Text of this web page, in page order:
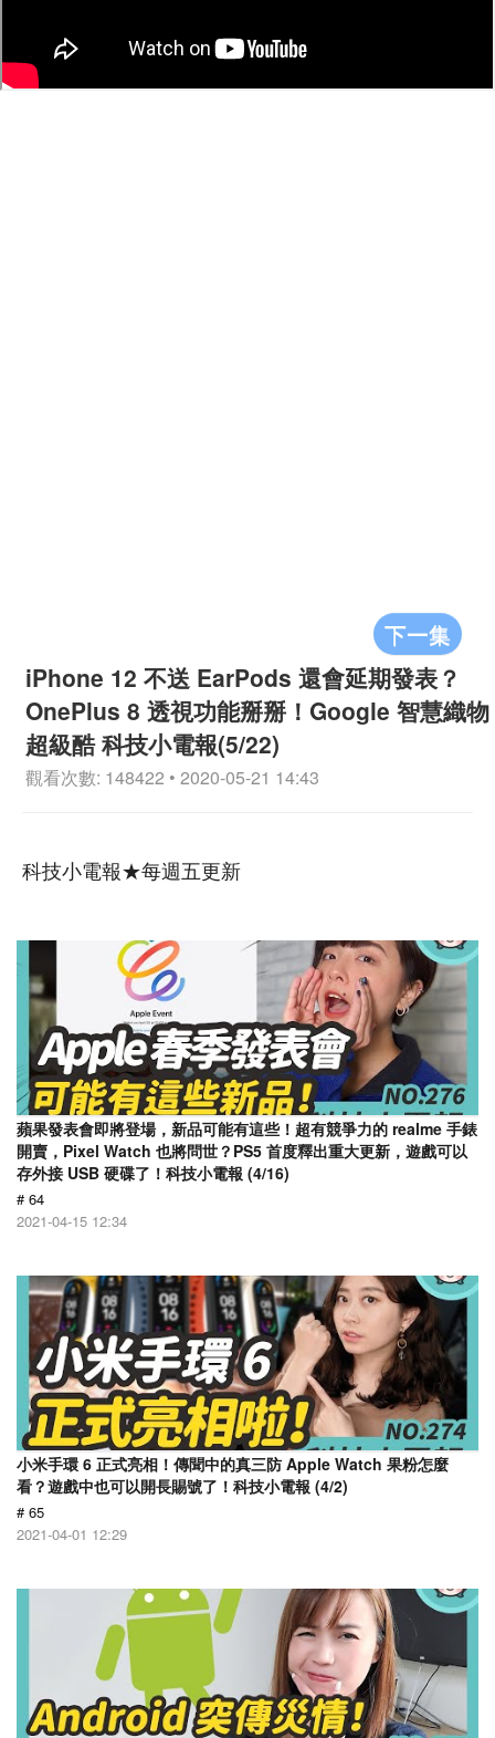
下一集
iPhone 12 不送 EarPods 還會延期發表？
OnePlus 8 透視功能掰掰！Google 智慧織物
超級酷 科技小電報(5/22)
觀看次數: 148422 • 2020-05-21 14:43
科技小電報★每週五更新
蘋果發表會即將登場，新品可能有這些！超有競爭力的 realme 手錶
開賣，Pixel Watch 也將問世？PS5 首度釋出重大更新，遊戲可以
存外接 USB 硬碟了！科技小電報 (4/16)
# 64
2021-04-15 12:34
小米手環 6 正式亮相！傳聞中的真三防 Apple Watch 果粉怎麼
看？遊戲中也可以開長賜號了！科技小電報 (4/2)
# 65
2021-04-01 12:29